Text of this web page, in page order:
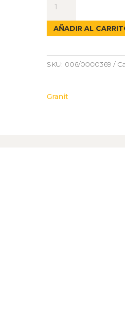
SINTÉTICO
NARANJA
AMAZONE
GRANIT
cantidad
AÑADIR AL
SKU: 006/0000369
Granit